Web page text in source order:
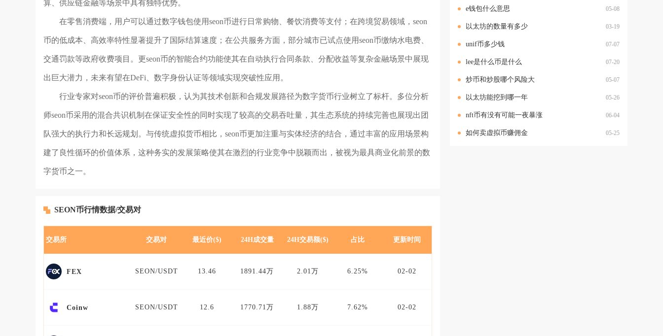
算、供应链金融等场景中具有独特优势。
在零售消费端，用户可以通过数字钱包使用seon币进行日常购物、餐饮消费等支付；在跨境贸易领域，seon
币的低成本、高效率特性显著提升了国际结算速度；在公共服务方面，部分城市已试点使用seon币缴纳水电费、
交通罚款等政府收费项目。更seon币的智能合约功能使其在自动执行合同条款、分配收益等复杂金融场景中展现
出巨大潜力，未来有望在DeFi、数字身份认证等领域实现突破性应用。
行业专家对seon币的评价普遍积极，认为其技术创新和合规发展路径为数字货币行业树立了标杆。多位分析
师seon币采用的混合共识机制在保证安全性的同时实现了较高的交易吞吐量，其生态系统的持续完善也展现出团
队强大的执行力和长远规划。与传统虚拟货币相比，seon币更加注重与实体经济的结合，通过丰富的应用场景构
建了良性循环的价值体系，这种务实的发展策略使其在激烈的行业竞争中脱颖而出，被视为最具商业化前景的数
字货币之一。
SEON币行情数据/交易对
交易所 交易对 最近价($) 24H成交量 24H交易额($) 占比 更新时间
FEX SEON/USDT 13.46 1891.44万 2.01万 6.25% 02-02
Coinw SEON/USDT 12.6 1770.71万 1.88万 7.62% 02-02
e钱包什么意思 05-08
以太坊的数量有多少 03-19
unif币多少钱 07-07
lee是什么币是什么 07-20
炒币和炒股哪个风险大 05-07
以太坊能挖到哪一年 05-26
nft币有没有可能一夜暴涨 06-04
如何卖虚拟币赚佣金 05-25